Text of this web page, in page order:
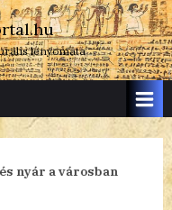
lenyomata
a városban